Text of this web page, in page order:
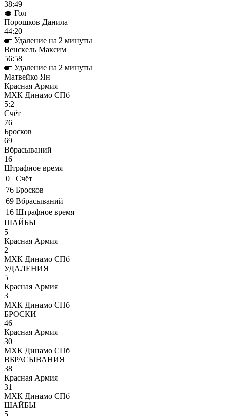
38:49
Гол
Порошков Данила
44:20
Удаление на 2 минуты
Венскель Максим
56:58
Удаление на 2 минуты
Матвейко Ян
Красная Армия
МХК Динамо СПб
5:2
Cчёт
76
Бросков
69
Вбрасываний
16
Штрафное время
0
Cчёт
76 Бросков
69 Вбрасываний
16 Штрафное время
ШАЙБЫ
5
Красная Армия
2
МХК Динамо СПб
УДАЛЕНИЯ
5
Красная Армия
3
МХК Динамо СПб
БРОСКИ
46
Красная Армия
30
МХК Динамо СПб
ВБРАСЫВАНИЯ
38
Красная Армия
31
МХК Динамо СПб
ШАЙБЫ
5